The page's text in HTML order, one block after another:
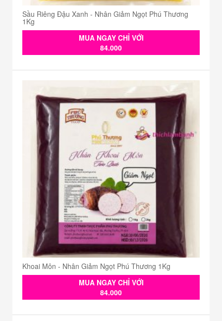
Sầu Riêng Đậu Xanh - Nhân Giảm Ngọt Phú Thương
1Kg
MUA NGAY CHỈ VỚI
84.000
Khoai Môn - Nhân Giảm Ngọt Phú Thương 1Kg
MUA NGAY CHỈ VỚI
84.000